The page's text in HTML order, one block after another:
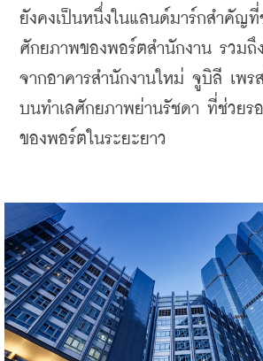
ยังคงเป็นหนึ่งในแลนด์มาร์กสำคัญที่
ศักยภาพของพอร์ตสำนักงาน รวมถึง
จากอาคารสำนักงานใหม่ จูบิลี เพร
บนทำเลศักยภาพย่านรัชดา ที่ช่วยรอ
ของพอร์ตในระยะยาว